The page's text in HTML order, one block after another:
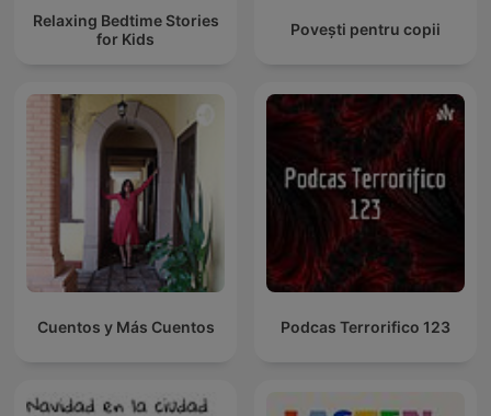
Relaxing Bedtime Stories
for Kids
Povești pentru copii
Cuentos y Más Cuentos Podcas Terrorifico 123